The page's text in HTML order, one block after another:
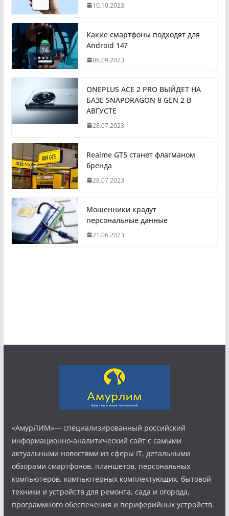
10.10.2023
Какие смартфоны подходят для
Android 14?
06.09.2023
ONEPLUS ACE 2 PRO ВЫЙДЕТ НА
БАЗЕ SNAPDRAGON 8 GEN 2 В
АВГУСТЕ
28.07.2023
Realme GT5 станет флагманом
бренда
28.07.2023
Мошенники крадут
персональные данные
21.06.2023
«АмурЛИМ»— специализированный российский
информационно-аналитический сайт с самыми
актуальными новостями из сферы IT, детальными
обзорами смартфонов, планшетов, персональных
компьютеров, компьютерных комплектующих, бытовой
техники и устройств для ремонта, сада и огорода,
программного обеспечения и периферийных устройств.